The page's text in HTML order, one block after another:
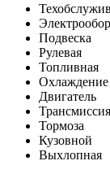
Подвеска
Рулевая
Топливная
Двигатель
Трансмиссия
Тормоза
Кузовной
Выхлопная